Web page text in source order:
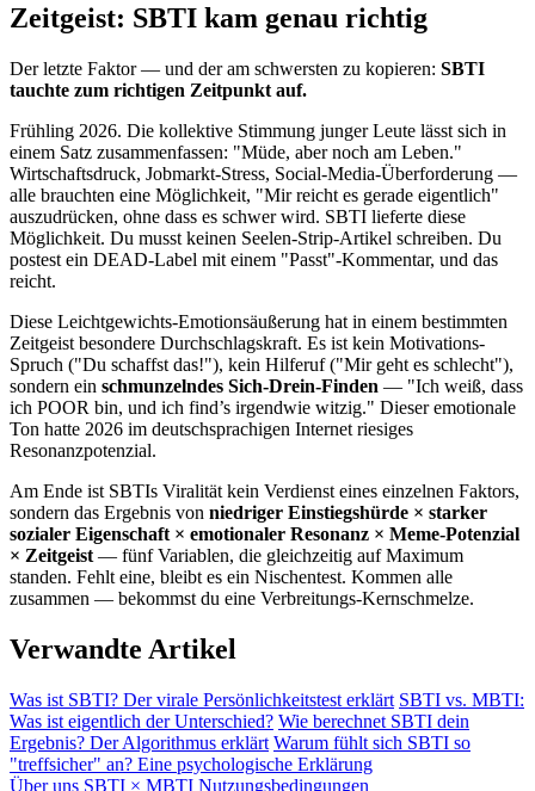
Zeitgeist: SBTI kam genau richtig
Der letzte Faktor — und der am schwersten zu kopieren: SBTI
tauchte zum richtigen Zeitpunkt auf.
Frühling 2026. Die kollektive Stimmung junger Leute lässt sich in
einem Satz zusammenfassen: "Müde, aber noch am Leben."
Wirtschaftsdruck, Jobmarkt-Stress, Social-Media-Überforderung —
alle brauchten eine Möglichkeit, "Mir reicht es gerade eigentlich"
auszudrücken, ohne dass es schwer wird. SBTI lieferte diese
Möglichkeit. Du musst keinen Seelen-Strip-Artikel schreiben. Du
postest ein DEAD-Label mit einem "Passt"-Kommentar, und das
reicht.
Diese Leichtgewichts-Emotionsäußerung hat in einem bestimmten
Zeitgeist besondere Durchschlagskraft. Es ist kein Motivations-
Spruch ("Du schaffst das!"), kein Hilferuf ("Mir geht es schlecht"),
sondern ein schmunzelndes Sich-Drein-Finden — "Ich weiß, dass
ich POOR bin, und ich find’s irgendwie witzig." Dieser emotionale
Ton hatte 2026 im deutschsprachigen Internet riesiges
Resonanzpotenzial.
Am Ende ist SBTIs Viralität kein Verdienst eines einzelnen Faktors,
sondern das Ergebnis von niedriger Einstiegshürde × starker
sozialer Eigenschaft × emotionaler Resonanz × Meme-Potenzial
× Zeitgeist — fünf Variablen, die gleichzeitig auf Maximum
standen. Fehlt eine, bleibt es ein Nischentest. Kommen alle
zusammen — bekommst du eine Verbreitungs-Kernschmelze.
Verwandte Artikel
Was ist SBTI? Der virale Persönlichkeitstest erklärt SBTI vs. MBTI:
Was ist eigentlich der Unterschied? Wie berechnet SBTI dein
Ergebnis? Der Algorithmus erklärt Warum fühlt sich SBTI so
"treffsicher" an? Eine psychologische Erklärung
Über uns SBTI × MBTI Nutzungsbedingungen